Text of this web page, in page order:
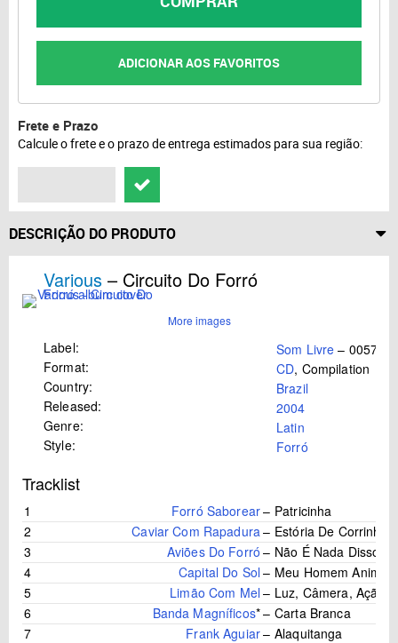
ADICIONAR AOS FAVORITOS
Frete e Prazo
Calcule o frete e o prazo de entrega estimados para sua região:
DESCRIÇÃO DO PRODUTO
Various – Circuito Do Forró
More images
Label: Som Livre – 0057-2
Format:
CD, Compilation
Country:
Brazil
Released:
2004
Genre:
Latin
Style:
Forró
Tracklist
1 Forró Saborear– Patricinha
2
Caviar Com Rapadura – Estória De Corrinha
3
Aviões Do Forró – Não É Nada Disso
4
Capital Do Sol – Meu Homem Animal
5
Limão Com Mel – Luz, Câmera, Ação
6
Banda Magníficos*– Carta Branca
7
Frank Aguiar– Alaquitanga